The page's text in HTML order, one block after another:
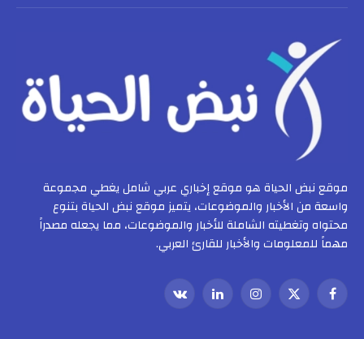
موقع نبض الحياة هو موقع إخباري عربي شامل يغطي مجموعة
واسعة من الأخبار والموضوعات، يتميز موقع نبض الحياة بتنوع
محتواه وتغطيته الشاملة للأخبار والموضوعات، مما يجعله مصدراً
مهماً للمعلومات والأخبار للقارئ العربي.
فيسبوك
X
الانستغراملينكدإنVKontakte